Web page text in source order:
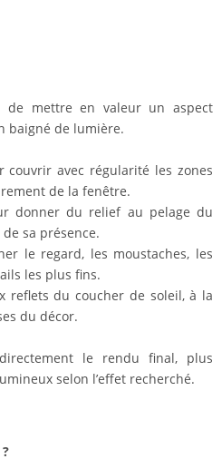
de mettre en valeur un aspect
baigné de lumière.
couvrir avec régularité les zones
de la fenêtre.
donner du relief au pelage du
sa présence.
le regard, les moustaches, les
les plus fins.
reflets du coucher de soleil, à la
du décor.
le rendu final, plus
selon l’effet recherché.